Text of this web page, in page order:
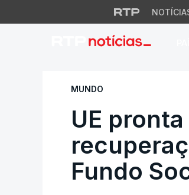
UE pronta
MUNDO
UE
Fundo